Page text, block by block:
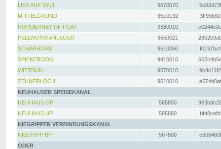
LIST AUF SYLT
9570070
MITTELGRUND
9510132
NORDERNEY RIFFGAT
9360010
PELLWORM ANLEGER
9550021
SCHARHÖRN
9510060
SPIEKEROOG
9410010
WITTDÜN
9570010
ZEHNERLOCH
9510010
NEUHAUSER SPEISEKANAL
NEUHAUS OP
585850
NEUHAUS UP
585860
NIEGRIPPER VERBINDUNGSKANAL
NIEGRIPP BP
587500
ODER